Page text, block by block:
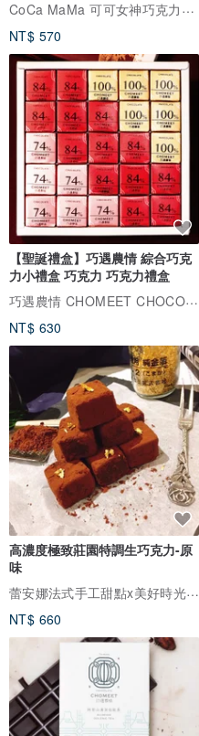
CoCa MaMa 可可女神巧克力工坊
NT$ 570
【聖誕禮盒】巧遇農情 綜合巧克
力小禮盒 巧克力 巧克力禮盒
巧遇農情 CHOMEET CHOCOLATE
NT$ 630
高濃度極致莊園特調生巧克力-原
味
蕾安娜法式手工甜點x美好時光咖啡
NT$ 660